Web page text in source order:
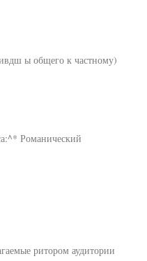
ы общего к частному)
Романический
ритором аудитории